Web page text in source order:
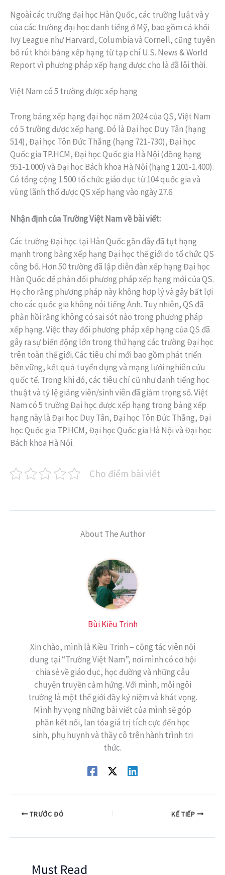
Ngoài các trường đại học Hàn Quốc, các trường luật và y
của các trường đại học danh tiếng ở Mỹ, bao gồm cả khối
Ivy League như Harvard, Columbia và Cornell, cũng tuyên
bố rút khỏi bảng xếp hạng từ tạp chí U.S. News & World
Report vì phương pháp xếp hạng được cho là đã lỗi thời.
Việt Nam có 5 trường được xếp hạng
Trong bảng xếp hạng đại học năm 2024 của QS, Việt Nam
có 5 trường được xếp hạng. Đó là Đại học Duy Tân (hạng
514), Đại học Tôn Đức Thắng (hạng 721-730), Đại học
Quốc gia TP.HCM, Đại học Quốc gia Hà Nội (đồng hạng
951-1.000) và Đại học Bách khoa Hà Nội (hạng 1.201-1.400).
Có tổng cộng 1.500 tổ chức giáo dục từ 104 quốc gia và
vùng lãnh thổ được QS xếp hạng vào ngày 27.6.
Nhận định của Trường Việt Nam về bài viết:
Các trường Đại học tại Hàn Quốc gần đây đã tụt hạng
mạnh trong bảng xếp hạng Đại học thế giới do tổ chức QS
công bố. Hơn 50 trường đã lập diễn đàn xếp hạng Đại học
Hàn Quốc để phản đối phương pháp xếp hạng mới của QS.
Họ cho rằng phương pháp này không hợp lý và gây bất lợi
cho các quốc gia không nói tiếng Anh. Tuy nhiên, QS đã
phản hồi rằng không có sai sót nào trong phương pháp
xếp hạng. Việc thay đổi phương pháp xếp hạng của QS đã
gây ra sự biến động lớn trong thứ hạng các trường Đại học
trên toàn thế giới. Các tiêu chí mới bao gồm phát triển
bền vững, kết quả tuyển dụng và mạng lưới nghiên cứu
quốc tế. Trong khi đó, các tiêu chí cũ như danh tiếng học
thuật và tỷ lệ giảng viên/sinh viên đã giảm trọng số. Việt
Nam có 5 trường Đại học được xếp hạng trong bảng xếp
hạng này là Đại học Duy Tân, Đại học Tôn Đức Thắng, Đại
học Quốc gia TP.HCM, Đại học Quốc gia Hà Nội và Đại học
Bách khoa Hà Nội.
Cho điểm bài viết
About The Author
Bùi Kiều Trinh
Xin chào, mình là Kiều Trinh – cộng tác viên nội
dung tại “Trường Việt Nam”, nơi mình có cơ hội
chia sẻ về giáo dục, học đường và những câu
chuyện truyền cảm hứng. Với mình, mỗi ngôi
trường là một thế giới đầy kỷ niệm và khát vọng.
Mình hy vọng những bài viết của mình sẽ góp
phần kết nối, lan tỏa giá trị tích cực đến học
sinh, phụ huynh và thầy cô trên hành trình tri
thức.
TRƯỚC ĐÓ KẾ TIẾP
Must Read